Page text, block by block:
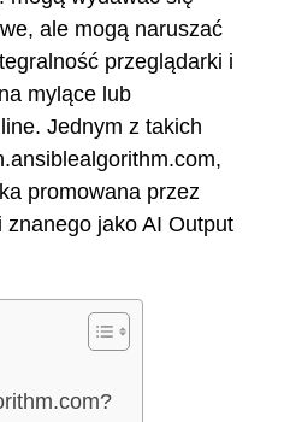
ale mogą naruszać
przeglądarki i
mylące lub
Jednym z takich
promowana przez
jako AI Output